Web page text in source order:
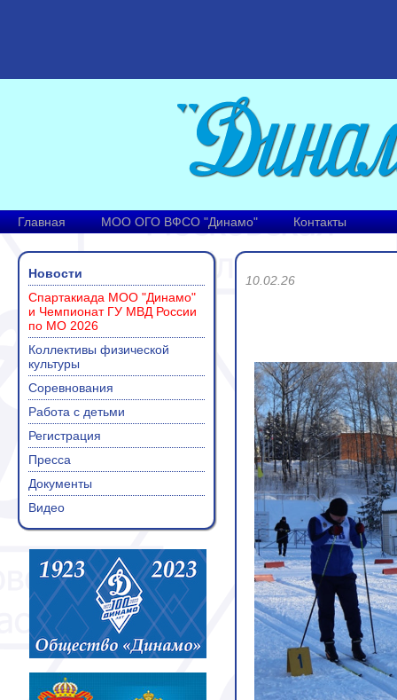
Главная МОО ОГО ВФСО "Динамо" Контакты
Новости
Спартакиада МОО "Динамо"
и Чемпионат ГУ МВД России
по МО 2026
Коллективы физической
культуры
Соревнования
Работа с детьми
Регистрация
Пресса
Документы
Видео
10.02.26